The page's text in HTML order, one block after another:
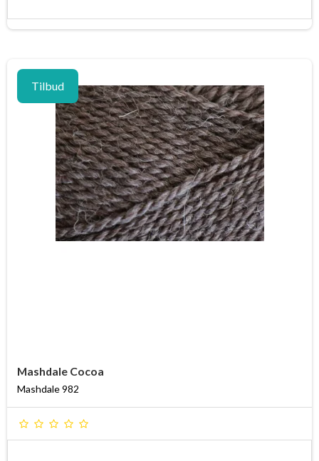
Tilbud
Mashdale Cocoa
Mashdale 982